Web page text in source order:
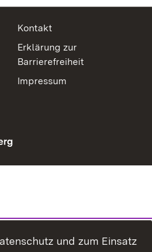
Kontakt
Erklärung zur
Barrierefreiheit
Impressum
und zum Einsatz